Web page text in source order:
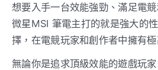
想要入手一台效能強勁、滿足電
微星MSI 筆電主打的就是強大的
擇，在電競玩家和創作者中擁有極
無論你是追求頂級效能的遊戲玩
電
競、
創
作